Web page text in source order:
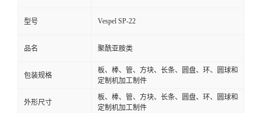
型号 Vespel SP-22
品名 聚酰亚胺类
包装规格
板、棒、管、方块、长条、圆盘、环、圆球和
定制机加工制件
外形尺寸
板、棒、管、方块、长条、圆盘、环、圆球和
定制机加工制件